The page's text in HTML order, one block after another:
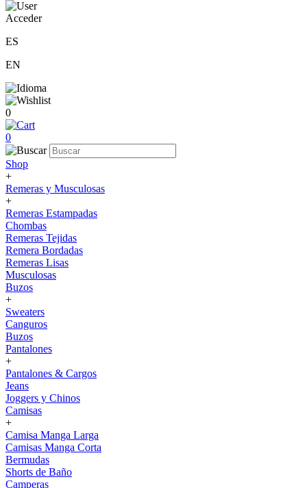
Acceder
ES
EN
0
0
Shop
+
Remeras y Musculosas
+
Remeras Estampadas
Chombas
Remeras Tejidas
Remera Bordadas
Remeras Lisas
Musculosas
Buzos
+
Sweaters
Canguros
Buzos
Pantalones
+
Pantalones & Cargos
Jeans
Joggers y Chinos
Camisas
+
Camisa Manga Larga
Camisas Manga Corta
Bermudas
Shorts de Baño
Camperas